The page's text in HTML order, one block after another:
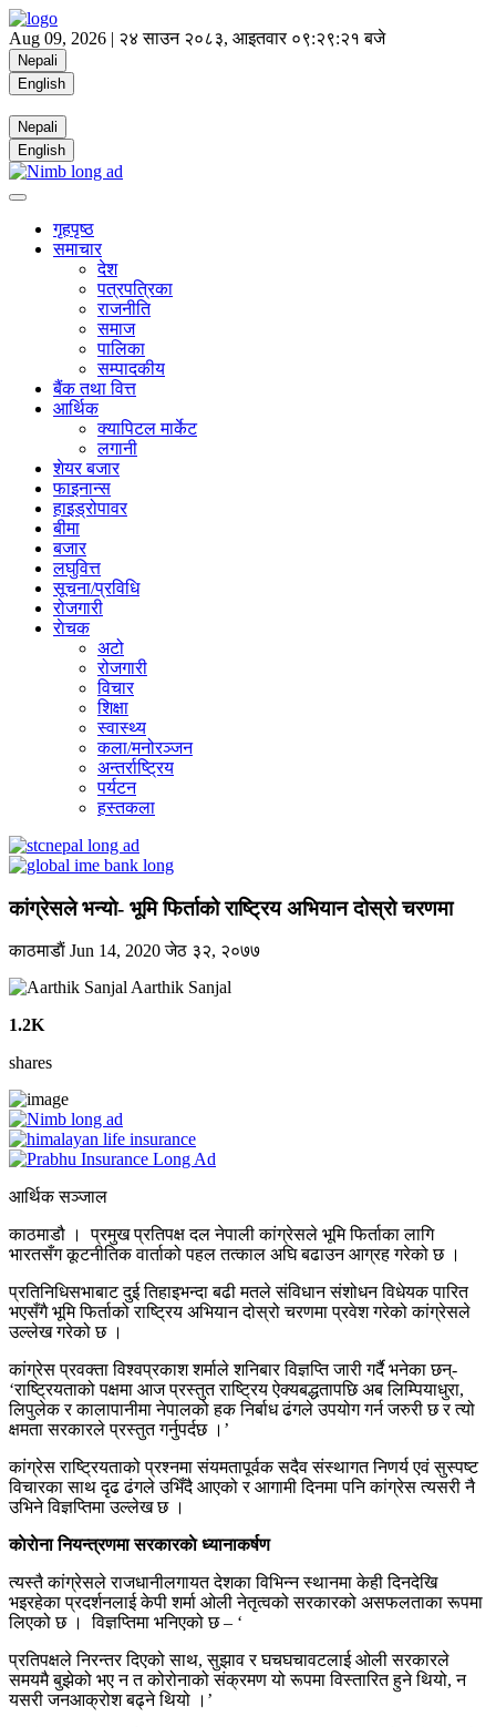
Aug 09, 2026 | २४ साउन २०८३, आइतवार ०९:२९:२१ बजे
Nepali
English
Nepali
English
गृहपृष्ठ
समाचार
देश
पत्रपत्रिका
राजनीति
समाज
पालिका
सम्पादकीय
बैंक तथा वित्त
आर्थिक
क्यापिटल मार्केट
लगानी
शेयर बजार
फाइनान्स
हाइड्रोपावर
बीमा
बजार
लघुवित्त
सूचना/प्रविधि
रोजगारी
राेचक
अटो
रोजगारी
विचार
शिक्षा
स्वास्थ्य
कला/मनोरञ्जन
अन्तर्राष्ट्रिय
पर्यटन
हस्तकला
कांग्रेसले भन्याे- भूमि फिर्ताको राष्ट्रिय अभियान दोस्रो चरणमा
काठमाडाैं Jun 14, 2020जेठ ३२, २०७७
Aarthik Sanjal
1.2K
shares
आर्थिक सञ्जाल
काठमाडौ । प्रमुख प्रतिपक्ष दल नेपाली कांग्रेसले भूमि फिर्ताका लागि
भारतसँग कूटनीतिक वार्ताको पहल तत्काल अघि बढाउन आग्रह गरेको छ ।
प्रतिनिधिसभाबाट दुई तिहाइभन्दा बढी मतले संविधान संशोधन विधेयक पारित
भएसँगै भूमि फिर्ताको राष्ट्रिय अभियान दोस्रो चरणमा प्रवेश गरेको कांग्रेसले
उल्लेख गरेको छ ।
कांग्रेस प्रवक्ता विश्वप्रकाश शर्माले शनिबार विज्ञप्ति जारी गर्दै भनेका छन्-
‘राष्ट्रियताको पक्षमा आज प्रस्तुत राष्ट्रिय ऐक्यबद्धतापछि अब लिम्पियाधुरा,
लिपुलेक र कालापानीमा नेपालको हक निर्बाध ढंगले उपयोग गर्न जरुरी छ र त्यो
क्षमता सरकारले प्रस्तुत गर्नुपर्दछ ।’
कांग्रेस राष्ट्रियताको प्रश्नमा संयमतापूर्वक सदैव संस्थागत निणर्य एवं सुस्पष्ट
विचारका साथ दृढ ढंगले उभिँदै आएको र आगामी दिनमा पनि कांग्रेस त्यसरी नै
उभिने विज्ञप्तिमा उल्लेख छ ।
काेराेना नियन्त्रणमा सरकारकाे ध्यानाकर्षण
त्यस्तै कांग्रेसले राजधानीलगायत देशका विभिन्न स्थानमा केही दिनदेखि
भइरहेका प्रदर्शनलाई केपी शर्मा ओली नेतृत्वको सरकारको असफलताका रूपमा
लिएको छ । विज्ञप्तिमा भनिएको छ – ‘
प्रतिपक्षले निरन्तर दिएको साथ, सुझाव र घचघचावटलाई ओली सरकारले
समयमै बुझेको भए न त कोरोनाको संक्रमण यो रूपमा विस्तारित हुने थियो, न
यसरी जनआक्रोश बढ्ने थियो ।’